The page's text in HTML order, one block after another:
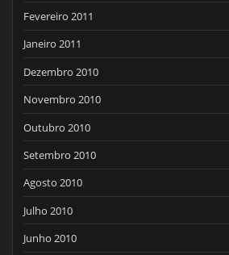
Fevereiro 2011
Janeiro 2011
Dezembro 2010
Novembro 2010
Outubro 2010
Setembro 2010
Agosto 2010
Julho 2010
Junho 2010